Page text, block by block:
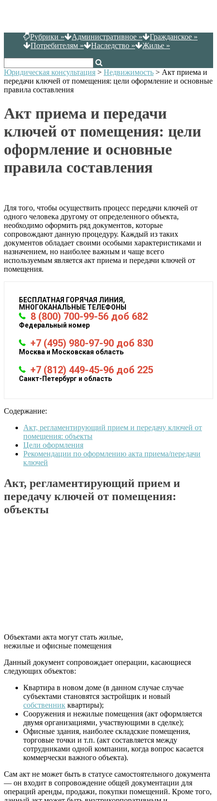
Рубрики » Административное » Гражданское »
Потребителям » Наследство » Жилье »
Юридическая консультация > Недвижимость > Акт приема и
передачи ключей от помещения: цели оформление и основные
правила составления
Акт приема и передачи
ключей от помещения: цели
оформление и основные
правила составления
Для того, чтобы осуществить процесс передачи ключей от
одного человека другому от определенного объекта,
необходимо оформить ряд документов, которые
сопровождают данную процедуру. Каждый из таких
документов обладает своими особыми характеристиками и
назначением, но наиболее важным и чаще всего
используемым является акт приема и передачи ключей от
помещения.
БЕСПЛАТНАЯ ГОРЯЧАЯ ЛИНИЯ,
МНОГОКАНАЛЬНЫЕ ТЕЛЕФОНЫ
8 (800) 700-99-56 доб 682
Федеральный номер
+7 (495) 980-97-90 доб 830
Москва и Московская область
+7 (812) 449-45-96 доб 225
Санкт-Петербург и область
Содержание:
Акт, регламентирующий прием и передачу ключей от
помещения: объекты
Цели оформления
Рекомендации по оформлению акта приема/передачи
ключей
Акт, регламентирующий прием и
передачу ключей от помещения:
объекты
Объектами акта могут стать жилые,
нежилые и офисные помещения
Данный документ сопровождает операции, касающиеся
следующих объектов:
Квартира в новом доме (в данном случае случае
субъектами становятся застройщик и новый
собственник квартиры);
Сооружения и нежилые помещения (акт оформляется
двумя организациями, участвующими в сделке);
Офисные здания, наиболее складские помещения,
торговые точки и т.п. (акт составляется между
сотрудниками одной компании, когда вопрос касается
коммерчески важного объекта).
Сам акт не может быть в статусе самостоятельного документа
— он входит в сопровождение общей документации для
операций аренды, продажи, покупки помещений. Кроме того,